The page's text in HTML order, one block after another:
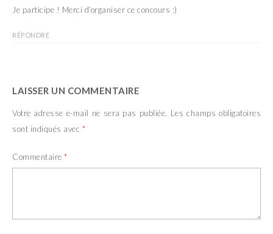
Je participe ! Merci d’organiser ce concours :)
RÉPONDRE
LAISSER UN COMMENTAIRE
Votre adresse e-mail ne sera pas publiée. Les champs obligatoires
sont indiqués avec *
Commentaire *